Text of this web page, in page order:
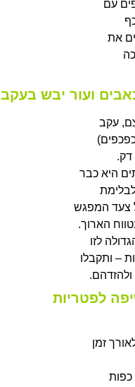
עם
את
ועור יבש בעקב
עקב
דק.
היא כבר
צעד המפגש
הארוך.
לזו
– ותקבלו
לפטריות
זמן